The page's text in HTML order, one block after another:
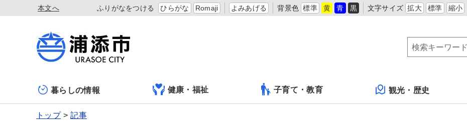
本文へ ふりがなをつける ひらがな Romaji よみあげる 背景色 標準 黄 青 黒 文字サイズ 拡大 標準 縮小
暮らしの情報 健康・福祉 子育て・教育 観光・歴史
トップ 記事